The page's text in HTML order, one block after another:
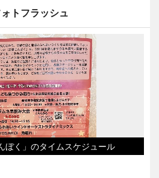
トフラッシュ
ぼく」のタイムスケジュール